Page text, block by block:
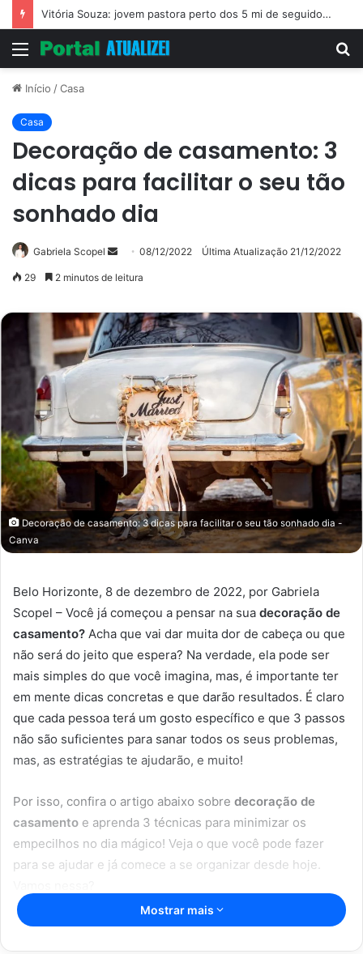
Vitória Souza: jovem pastora perto dos 5 mi de seguidores na web
Menu
Início /Casa
Casa
Decoração de casamento: 3
dicas para facilitar o seu tão
sonhado dia
Gabriela Scopel
Mande08/12/2022 Última Atualização 21/12/2022
29 2 minutos de leitura
Decoração de casamento: 3 dicas para facilitar o seu tão sonhado dia -
Canva
Belo Horizonte, 8 de dezembro de 2022, por Gabriela
Scopel – Você já começou a pensar na sua decoração de
casamento? Acha que vai dar muita dor de cabeça ou que
não será do jeito que espera? Na verdade, ela pode ser
mais simples do que você imagina, mas, é importante ter
em mente dicas concretas e que darão resultados. É claro
que cada pessoa terá um gosto específico e que 3 passos
não são suficientes para sanar todos os seus problemas,
mas, as estratégias te ajudarão, e muito!
Por isso, confira o artigo abaixo sobre decoração de
casamento e aprenda 3 técnicas para minimizar os
empecilhos no dia mágico! Veja o que você pode fazer
para se ajudar e já comece a se organizar desde hoje.
Artigos relacionados
Mostrar mais